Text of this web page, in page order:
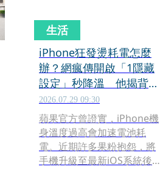
生活
iPhone狂發燙耗電怎麼
辦？網瘋傳開啟「1隱藏
設定」秒降溫 他揭背後
技術原理
2026.07.29 09:30
蘋果官方曾證實，iPhone機
身溫度過高會加速電池耗
電。近期許多果粉抱怨，將
手機升級至最新iOS系統後，